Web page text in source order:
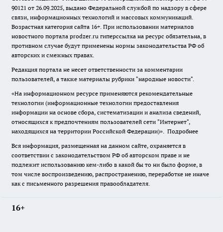
90121 от 26.09.2025, выдано Федеральной службой по надзору в сфере
связи, информационных технологий и массовых коммуникаций.
Возрастная категория сайта 16+. При использовании материалов
новостного портала prodzer.ru гиперссылка на ресурс обязательна, в
противном случае будут применены нормы законодательства РФ об
авторских и смежных правах.
Редакция портала не несет ответственности за комментарии
пользователей, а также материалы рубрики "народные новости".
«На информационном ресурсе применяются рекомендательные
технологии (информационные технологии предоставления
информации на основе сбора, систематизации и анализа сведений,
относящихся к предпочтениям пользователей сети "Интернет",
находящихся на территории Российской Федерации)». Подробнее
Вся информация, размещенная на данном сайте, охраняется в
соответствии с законодательством РФ об авторском праве и не
подлежит использованию кем-либо в какой бы то ни было форме, в
том числе воспроизведению, распространению, переработке не иначе
как с письменного разрешения правообладателя.
16+